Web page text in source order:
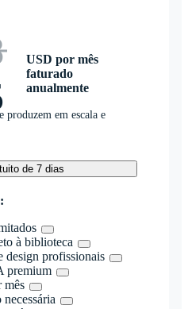
USD por mês
faturado
anualmente
produzem em escala e
de 7 dias
à biblioteca
design profissionais
premium
mês